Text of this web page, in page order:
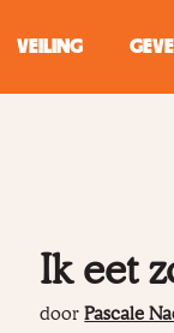
VEILING
Ik eet
doorPascale